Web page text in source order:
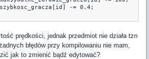
prędkości, jednak przedmiot nie działa tzn
błędów przy kompilowaniu nie mam,
jak to zmienić bądź edytować?